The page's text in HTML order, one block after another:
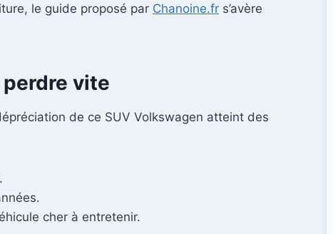
le guide proposé par Chanoine.fr s’avère
vite
de ce SUV Volkswagen atteint des
cher à entretenir.